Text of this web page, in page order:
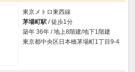
東京メトロ東西線
茅場町駅 / 徒歩1分
築年 36年 / 地上8階建/地下1階建
東京都中央区日本橋茅場町1丁目9-4